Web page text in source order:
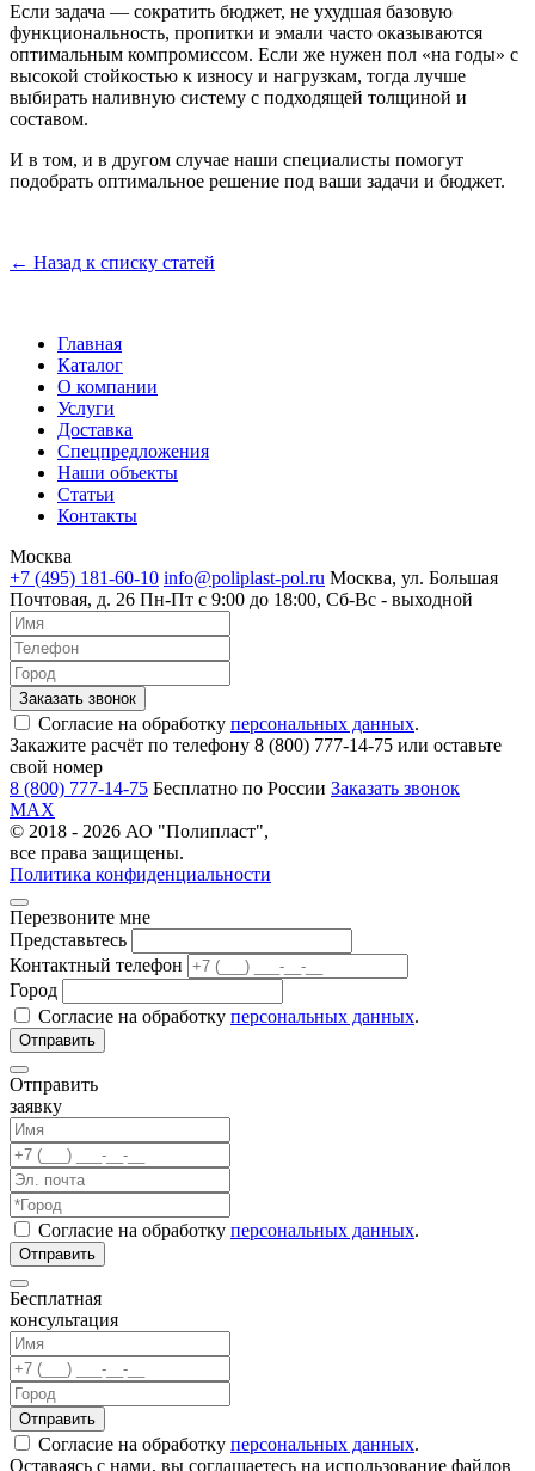
Если задача — сократить бюджет, не ухудшая базовую
функциональность, пропитки и эмали часто оказываются
оптимальным компромиссом. Если же нужен пол «на годы» с
высокой стойкостью к износу и нагрузкам, тогда лучше
выбирать наливную систему с подходящей толщиной и
составом.
И в том, и в другом случае наши специалисты помогут
подобрать оптимальное решение под ваши задачи и бюджет.
← Назад к списку статей
Главная
Каталог
О компании
Услуги
Доставка
Спецпредложения
Наши объекты
Статьи
Контакты
Москва
+7 (495) 181-60-10 info@poliplast-pol.ru Москва, ул. Большая
Почтовая, д. 26 Пн-Пт c 9:00 до 18:00, Сб-Вс - выходной
Согласие на обработку персональных данных.
Закажите расчёт по телефону 8 (800) 777-14-75 или оставьте
свой номер
8 (800) 777-14-75 Бесплатно по России Заказать звонок
MAX
© 2018 - 2026 АО "Полипласт",
все права защищены.
Политика конфиденциальности
Перезвоните мне
Представьтесь
Контактный телефон
Город
Согласие на обработку персональных данных.
Отправить
заявку
Согласие на обработку персональных данных.
Бесплатная
консультация
Согласие на обработку персональных данных.
Оставаясь с нами, вы соглашаетесь на использование файлов